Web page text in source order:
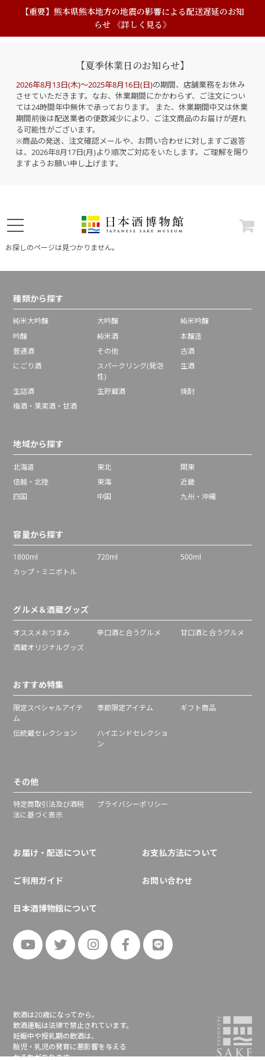
【重要】熊本県熊本地方の地震の影響による配送遅延のお知
らせ 《詳しく見る》
【夏季休業日のお知らせ】
2026年8月13日(木)～2025年8月16日(日)の期間、店舗業務をお休み
させていただきます。なお、休業期間にかかわらず、ご注文につい
ては24時間年中無休で承っております。 また、休業期間中又は休業
期間前後は配送業者の便数減少により、ご注文商品のお届けが遅れ
る可能性がございます。
※商品の発送、注文確認メールや、お問い合わせに対しますご返答
は、2026年8月17日(月)より順次ご対応をいたします。ご理解を賜り
ますようお願い申し上げます。
お探しのページは見つかりません。
種類から探す
純米大吟醸 大吟醸
純米吟醸
吟醸
純米酒
本醸造
普通酒
その他
古酒
にごり酒
スパークリング(発泡
性)
生酒
生詰酒 生貯蔵酒
焼酎
梅酒・果実酒・甘酒
地域から探す
北海道 東北
関東
信越・北陸
東海
近畿
四国
中国 九州・沖縄
容量から探す
1800ml 720ml
500ml
カップ・ミニボトル
グルメ＆酒蔵グッズ
オススメおつまみ 辛口酒と合うグルメ
甘口酒と合うグルメ
酒蔵オリジナルグッズ
おすすめ特集
限定スペシャルアイテ
ム
季節限定アイテム ギフト商品
伝統蔵セレクション
ハイエンドセレクショ
ン
その他
特定商取引法及び酒税
法に基づく表示
プライバシーポリシー
お届け・配送について お支払方法について
ご利用ガイド お問い合わせ
日本酒博物館について
飲酒は20歳になってから。
飲酒運転は法律で禁止されています。
妊娠中や授乳期の飲酒は、
胎児・乳児の発育に悪影響を与える
おそれがあります。